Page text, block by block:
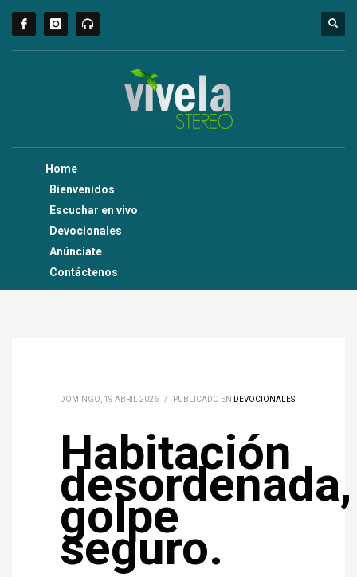
Home
Bienvenidos
Escuchar en vivo
Devocionales
Anúnciate
Contáctenos
DOMINGO, 19 ABRIL 2026 / PUBLICADO EN DEVOCIONALES
Habitación
desordenada,
golpe
seguro.